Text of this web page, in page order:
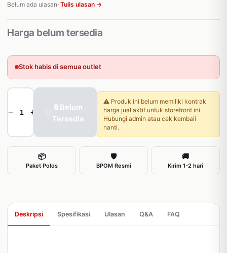
Belum ada ulasan· Tulis ulasan →
Harga belum tersedia
Stok habis di semua outlet
− +
🔒 Belum
Tersedia
⚠️ Produk ini belum memiliki kontrak
harga jual aktif untuk storefront ini.
Hubungi admin atau cek kembali
nanti.
📦
Paket Polos
🛡
BPOM Resmi
🚚
Kirim 1-2 hari
Deskripsi Spesifikasi Ulasan Q&A FAQ